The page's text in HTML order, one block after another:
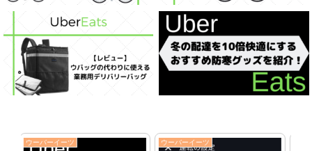
ウーバーイーツ ウーバーイーツ